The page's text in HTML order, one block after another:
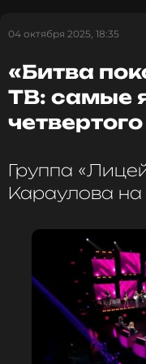
ФОТО: МУЗ-ТВ
Смотрите
ССЫЛКА
04 октября 2025, 18:35
«Битва
ТВ: самые
Группа
Караулова